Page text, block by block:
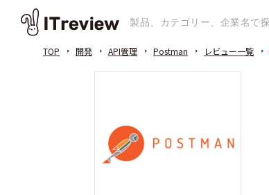
TOP 開発 API管理 Postman レビュー一覧